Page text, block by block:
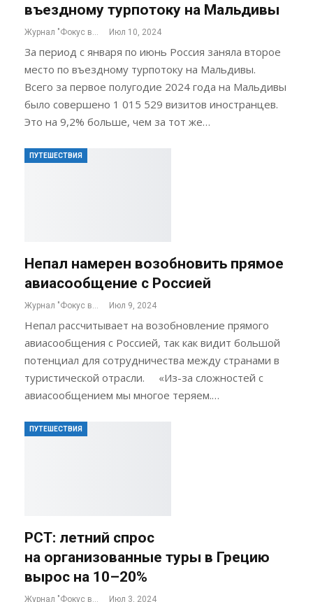
въездному турпотоку на Мальдивы
Июл 10, 2024
За период с января по июнь Россия заняла второе
место по въездному турпотоку на Мальдивы.
Всего за первое полугодие 2024 года на Мальдивы
было совершено 1 015 529 визитов иностранцев.
Это на 9,2% больше, чем за тот же…
ПУТЕШЕСТВИЯ
Непал намерен возобновить прямое
авиасообщение с Россией
Журнал "Фокус внимания" Июл 9, 2024
Непал рассчитывает на возобновление прямого
авиасообщения с Россией, так как видит большой
потенциал для сотрудничества между странами в
туристической отрасли. «Из-за сложностей с
авиасообщением мы многое теряем.…
ПУТЕШЕСТВИЯ
РСТ: летний спрос
на организованные туры в Грецию
вырос на 10–20%
Июл 3, 2024